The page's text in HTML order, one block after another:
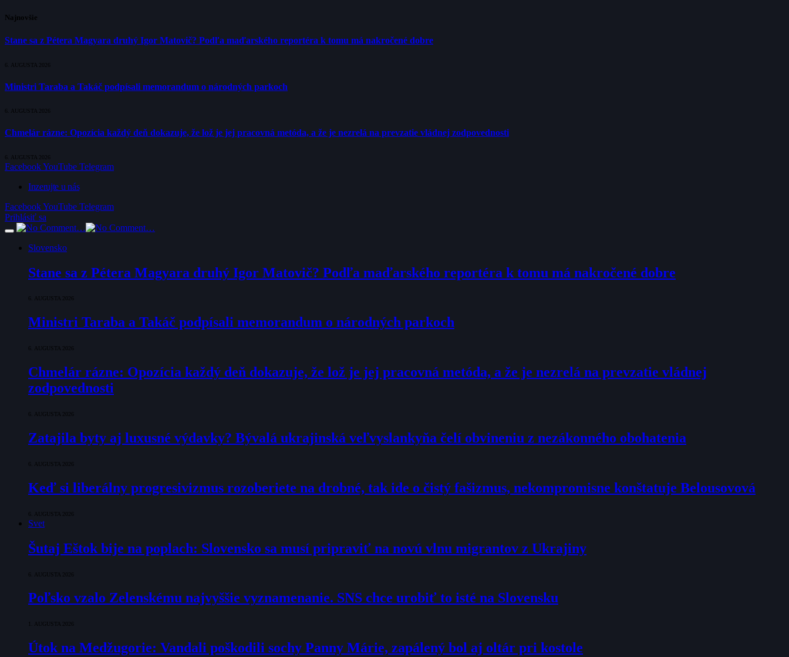
Najnovšie
Stane sa z Pétera Magyara druhý Igor Matovič? Podľa maďarského reportéra k tomu má nakročené dobre
6. AUGUSTA 2026
Ministri Taraba a Takáč podpísali memorandum o národných parkoch
6. AUGUSTA 2026
Chmelár rázne: Opozícia každý deň dokazuje, že lož je jej pracovná metóda, a že je nezrelá na prevzatie vládnej zodpovednosti
6. AUGUSTA 2026
FacebookYouTube Telegram
Inzerujte u nás
FacebookYouTube Telegram
Prihlásiť sa
Slovensko
Stane sa z Pétera Magyara druhý Igor Matovič? Podľa maďarského reportéra k tomu má nakročené dobre
6. AUGUSTA 2026
Ministri Taraba a Takáč podpísali memorandum o národných parkoch
6. AUGUSTA 2026
Chmelár rázne: Opozícia každý deň dokazuje, že lož je jej pracovná metóda, a že je nezrelá na prevzatie vládnej
zodpovednosti
6. AUGUSTA 2026
Zatajila byty aj luxusné výdavky? Bývalá ukrajinská veľvyslankyňa čelí obvineniu z nezákonného obohatenia
6. AUGUSTA 2026
Keď si liberálny progresivizmus rozoberiete na drobné, tak ide o čistý fašizmus, nekompromisne konštatuje Belousovová
6. AUGUSTA 2026
Svet
Šutaj Eštok bije na poplach: Slovensko sa musí pripraviť na novú vlnu migrantov z Ukrajiny
6. AUGUSTA 2026
Poľsko vzalo Zelenskému najvyššie vyznamenanie. SNS chce urobiť to isté na Slovensku
1. AUGUSTA 2026
Útok na Medžugorie: Vandali poškodili sochy Panny Márie, zapálený bol aj oltár pri kostole